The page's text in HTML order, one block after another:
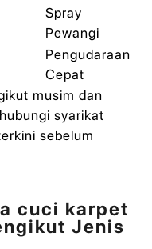
Spray
Pewangi
Pengudaraan
Cepat
musim dan
syarikat
sebelum
cuci karpet
Jenis